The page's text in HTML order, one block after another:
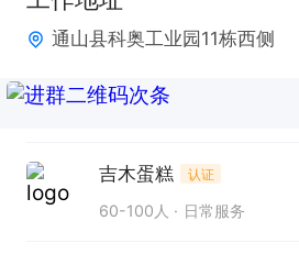
通山县科奥工业园11栋西侧
吉木蛋糕 认证
60-100人 日常服务